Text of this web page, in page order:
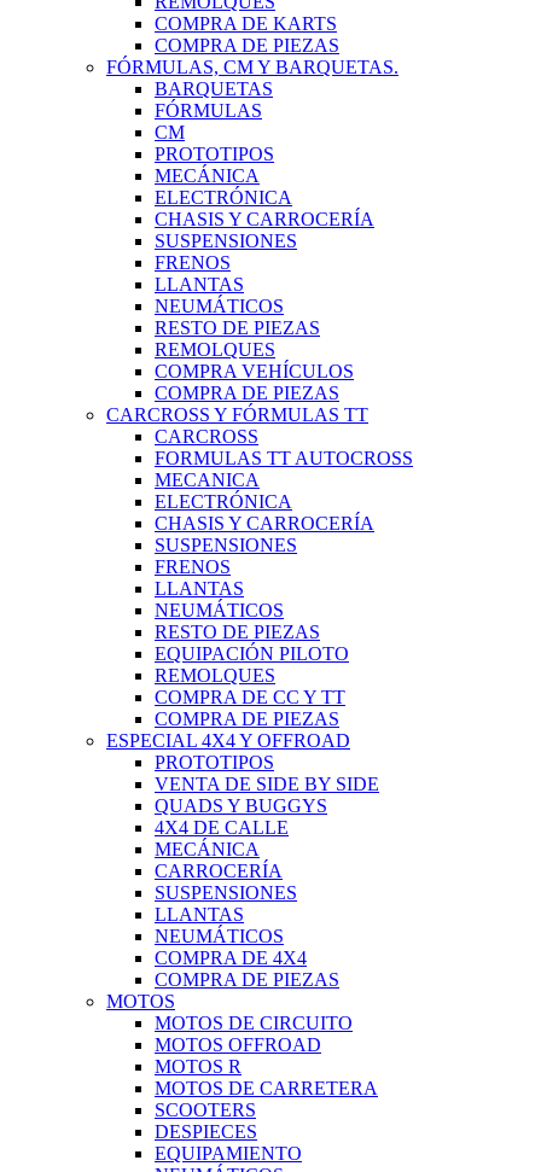
COMPRA DE KARTS
COMPRA DE PIEZAS
FÓRMULAS, CM Y BARQUETAS.
BARQUETAS
FÓRMULAS
CM
PROTOTIPOS
MECÁNICA
ELECTRÓNICA
CHASIS Y CARROCERÍA
SUSPENSIONES
FRENOS
LLANTAS
NEUMÁTICOS
RESTO DE PIEZAS
REMOLQUES
COMPRA VEHÍCULOS
COMPRA DE PIEZAS
CARCROSS Y FÓRMULAS TT
CARCROSS
FORMULAS TT AUTOCROSS
MECANICA
ELECTRÓNICA
CHASIS Y CARROCERÍA
SUSPENSIONES
FRENOS
LLANTAS
NEUMÁTICOS
RESTO DE PIEZAS
EQUIPACIÓN PILOTO
REMOLQUES
COMPRA DE CC Y TT
COMPRA DE PIEZAS
ESPECIAL 4X4 Y OFFROAD
PROTOTIPOS
VENTA DE SIDE BY SIDE
QUADS Y BUGGYS
4X4 DE CALLE
MECÁNICA
CARROCERÍA
SUSPENSIONES
LLANTAS
NEUMÁTICOS
COMPRA DE 4X4
COMPRA DE PIEZAS
MOTOS
MOTOS DE CIRCUITO
MOTOS OFFROAD
MOTOS R
MOTOS DE CARRETERA
SCOOTERS
DESPIECES
EQUIPAMIENTO